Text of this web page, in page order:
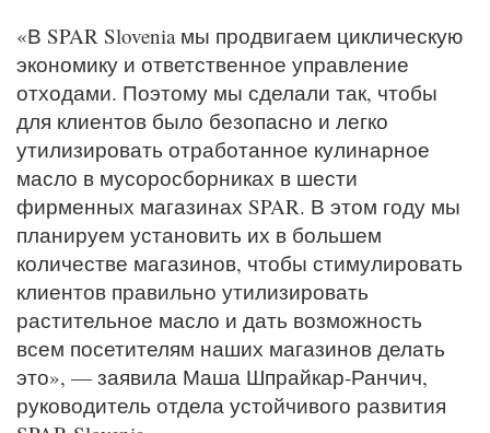
«В SPAR Slovenia мы продвигаем циклическую
экономику и ответственное управление
отходами. Поэтому мы сделали так, чтобы
для клиентов было безопасно и легко
утилизировать отработанное кулинарное
масло в мусоросборниках в шести
фирменных магазинах SPAR. В этом году мы
планируем установить их в большем
количестве магазинов, чтобы стимулировать
клиентов правильно утилизировать
растительное масло и дать возможность
всем посетителям наших магазинов делать
это», — заявила Маша Шпрайкар-Ранчич,
руководитель отдела устойчивого развития